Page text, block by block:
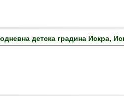
детска градина Искра,